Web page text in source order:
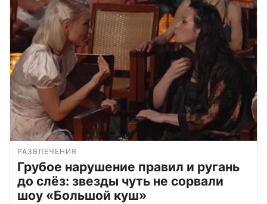
РАЗВЛЕЧЕНИЯ
Грубое нарушение правил и ругань
до слёз: звезды чуть не сорвали
шоу «Большой куш»